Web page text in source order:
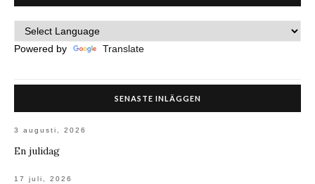
Powered by Translate
SENASTE INLÄGGEN
3 augusti, 2026
En julidag
17 juli, 2026